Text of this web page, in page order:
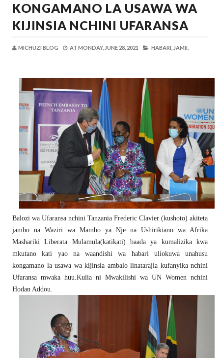
KONGAMANO LA USAWA WA
KIJINSIA NCHINI UFARANSA
MICHUZI BLOG AT MONDAY, JUNE 28, 2021 HABARI, JAMII,
Balozi wa Ufaransa nchini Tanzania Frederic Clavier (kushoto) akiteta
jambo na Waziri wa Mambo ya Nje na Ushirikiano wa Afrika
Mashariki Liberata Mulamula(katikati) baada ya kumalizika kwa
mkutano kati yao na waandishi wa habari uliokuwa unahusu
kongamano la usawa wa kijinsia ambalo linatarajia kufanyika nchini
Ufaransa mwaka huu.Kulia ni Mwakilishi wa UN Women nchini
Hodan Addou.